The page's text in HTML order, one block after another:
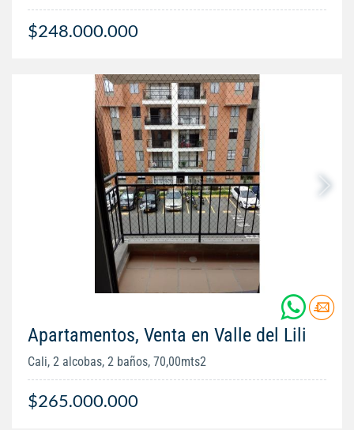
$248.000.000
Apartamentos, Venta en Valle del Lili
Cali, 2 alcobas, 2 baños, 70,00mts2
$265.000.000